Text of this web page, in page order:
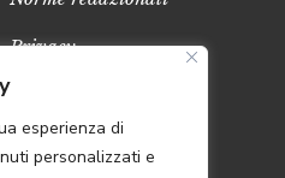
esperienza di
personalizzati e
Privacy
Credits